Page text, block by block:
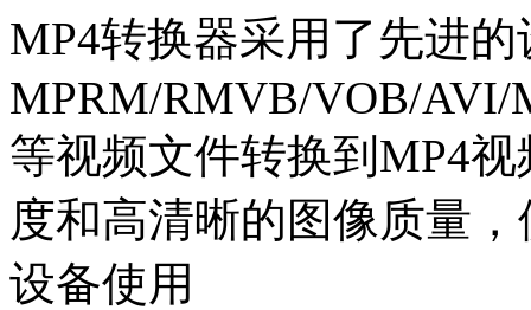
MP4转换器采用了先进
MPRM/RMVB/VOB/AVI/
等视频文件转换到MP4
度和高清晰的图像质量
设备使用